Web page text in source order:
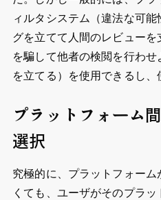
ィルタシステム（違法な可
グを立てて人間のレビュー
を騙して他者の検閲を行わ
を立てる）を使用できるし、
プラットフォーム
選択
究極的に、プラットフォー
くても、ユーザがそのプラ